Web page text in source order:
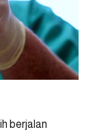
berjalan